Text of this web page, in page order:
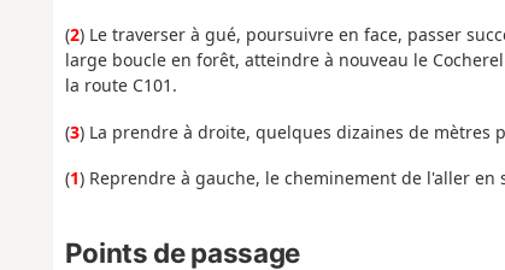
(2) Le traverser à gué, poursuivre en face, passer
large boucle en forêt, atteindre à nouveau le
la route C101.
(3) La prendre à droite, quelques dizaines de
(1) Reprendre à gauche, le cheminement de l'aller
Points de passage